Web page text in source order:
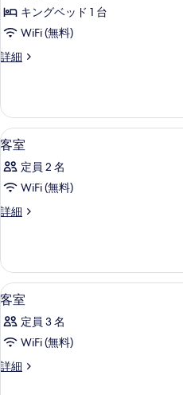
込
み
条
ッ
ド
ル
ム
ジ
ェ
ッ
ト
バ
す
べ
て
の
写
真
キングベッド 1 台
WiFi (無料)
詳細
ス
1
ベ
ッ
ル
ー
ジ
バ
ス
の
詳
細
客
室
の
べ
の
写
真
を
表
示
1
客室
定員 2 名
WiFi (無料)
詳細
客
細
客
室
の
べ
14
客室
定員 3 名
WiFi (無料)
詳細
客